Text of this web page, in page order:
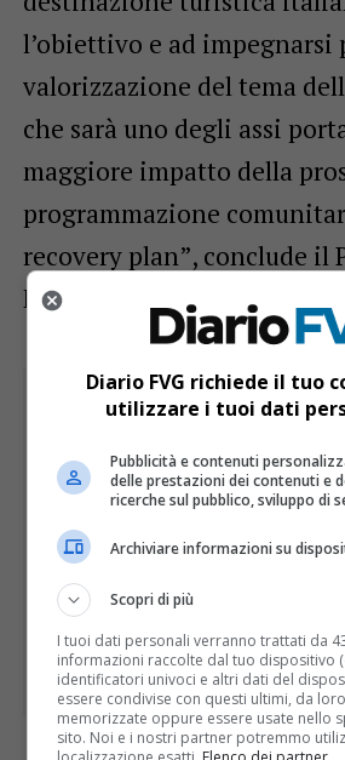
l’obiettivo e ad impegnarsi
valorizzazione del tema
che sarà uno degli assi
maggiore impatto della
programmazione
recovery plan”, conclude il
Fedriga.
Diario FVG richiede il tuo
utilizzare i tuoi dati
Pubblicità e contenuti
delle prestazioni dei contenuti e
ricerche sul pubblico, sviluppo di
Archiviare informazioni su
Scopri di più
I tuoi dati personali verranno trattati da
informazioni raccolte dal tuo dispositivo
identificatori univoci e altri dati del
essere condivise con questi ultimi, da
memorizzate oppure essere usate nello
sito. Noi e i nostri partner potremmo